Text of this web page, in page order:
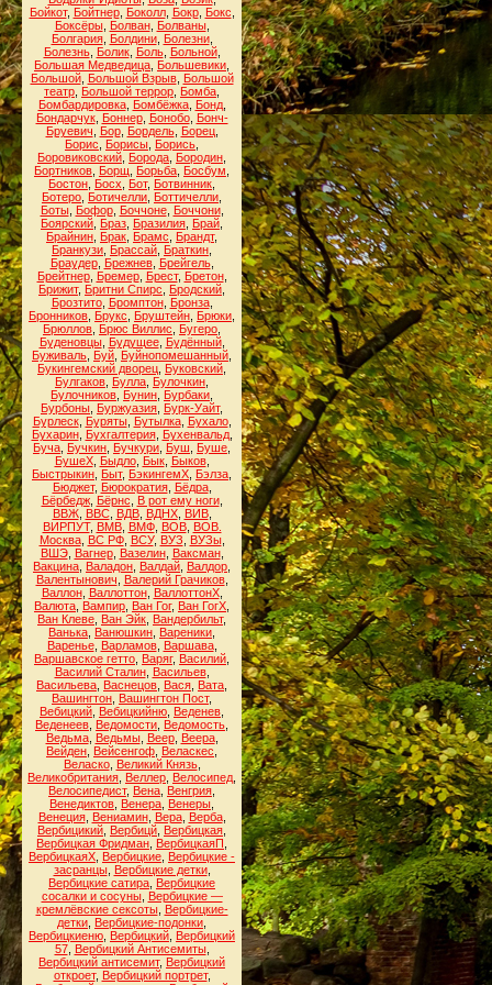
Бойкот, Бойтнер, Боколл, Бокр, Бокс
Боксёры, Болван, Болваны,
Болгария, Болдини, Болезни,
Болезнь, Болик, Боль, Больной,
Большая Медведица Большевики
Большой, Большой Взрыв, Большой
театр Большой террор Бомба
Бомбардировка, Бомбёжка, Бонд,
Бондарчук, Боннер, Бонобо, Бонч-
Бруевич
Бор, Бордель, Борец,
Борис
Борисы Борись
Боровиковский Борода Бородин
Бортников Борщ Борьба Босбум
Бостон Босх Бот, Ботвинник
Ботеро Ботичелли Боттичелли
Боты, Бофор, Боччоне, Боччони,
Боярский Браз Бразилия Брай
Брайнин Брак Брамс Брандт,
Бранкузи Брассай Браткин
Браудер, Брежнев, Брейгель,
Брейтнер, Бремер, Брест, Бретон,
Брижит, Бритни Спирс Бродский
Брозтито, Бромптон, Бронза,
Бронников Брукс Бруштейн Брюки
Брюллов Брюс Виллис Бугеро
Буденовцы, Будущее, Будённый,
Буживаль Буй Буйнопомешанный
Букингемский дворец Буковский
Булгаков Булла Булочкин
Булочников Бунин Бурбаки
Бурбоны Буржуазия Бурк-Уайт,
Бурлеск, Буряты, Бутылка, Бухало,
Бухарин, Бухгалтерия, Бухенвальд,
Буча Бучкин Бучкури Буш Буше
БушеХ, Быдло, Бык, Быков,
Быстрыкин Быт, БэкингемХ Бэлза
Бюджет, Бюрократия, Бёдра,
Бёрбедж, Бёрнс В рот ему ноги,
ВВЖ, ВВС, ВДВ, ВДНХ, ВИВ,
ВИРПУТ, ВМВ, ВМФ, ВОВ, ВОВ.
Москва, ВС РФ, ВСУ, ВУЗ ВУЗы,
ВШЭ, Вагнер, Вазелин, Ваксман,
Вакцина Валадон Валдай Валдор
Валентынович
Валерий Грачиков,
Валлон, Валлоттон, ВаллоттонХ,
Валюта Вампир Ван Гог, Ван ГогХ
Ван Клеве Ван Эйк Вандербильт,
Ванька Ванюшкин Вареники
Варенье, Варламов, Варшава,
Варшавское гетто Варяг, Василий
Василий Сталин, Васильев,
Васильева Васнецов Вася Вата
Вашингтон Вашингтон Пост,
Вебицкий Вебицкийню Веденев
Веденеев Ведомости Ведомость
Ведьма, Ведьмы, Веер, Веера,
Вейден Вейсенгоф Веласкес
Веласко, Великий Князь,
Великобритания Веллер Велосипед
Велосипедист, Вена Венгрия
Венедиктов Венера Венеры
Венеция, Вениамин, Вера, Верба,
Вербицикий Вербицй Вербицкая
Вербицкая Фридман ВербицкаяП
ВербицкаяХ Вербицкие Вербицкие -
засранцы, Вербицкие детки,
Вербицкие сатира Вербицкие
сосалки и сосуны, Вербицкие —
кремлёвские сексоты, Вербицкие-
детки Вербицкие-подонки
Вербицкиеню Вербицкий Вербицкий
57, Вербицкий Антисемиты,
Вербицкий антисемит, Вербицкий
откроет, Вербицкий портрет,